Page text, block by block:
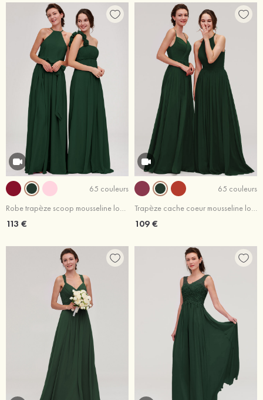
65 couleurs
Robe trapèze scoop mousseline longueur ras du sol robe de demoiselle d'honneur avec ceintures
113 €
65 couleurs
Trapèze cache coeur mousseline longueur ras du sol robe de demoiselle d'honneur bordeaux
109 €